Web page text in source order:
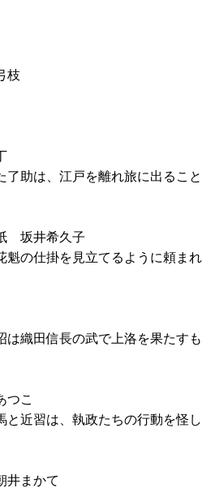
枝
了助は、江戸を離れ旅に出ること
坂井希久子
魁の仕掛を見立てるように頼まれ
は織田信長の武で上洛を果たすも
つこ
と近習は、執政たちの行動を怪し
井まかて